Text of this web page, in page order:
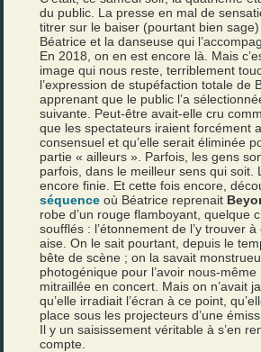
du public. La presse en mal de
titrer sur le baiser (pourtant bien
Béatrice et la danseuse qui
En 2018, on en est encore là. Mais
image qui nous reste, terriblement
l’expression de stupéfaction totale de
apprenant que le public l’a
suivante. Peut-être avait-elle cru
que les spectateurs iraient forcément
consensuel et qu’elle serait éliminée
partie « ailleurs ». Parfois, les gens
parfois, dans le meilleur sens qui soit.
encore finie. Et cette fois encore,
séquence où Béatrice reprenait
robe d’un rouge flamboyant, quelque
soufflés : l’étonnement de l’y trouver
aise. On le sait pourtant, depuis le
bête de scène ; on la savait
photogénique pour l’avoir nous-
mitraillée en concert. Mais on n’avait
qu’elle irradiait l’écran à ce point,
place sous les projecteurs d’une
Il y un saisissement véritable à s’en
compte.